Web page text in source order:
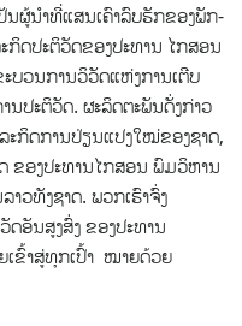
ຜູ້ນໍາທີ່ແສນເຄົາລົບຮັກຂອງພັກ-
ກິດປະຕິວັດຂອງປະທານ ໄກສອນ
ວນການວິວັດແຫ່ງການເຕີບ
ປະຕິວັດ. ຜະລິດຕະພັນດັ່ງກ່າວ
ະກິດການປ່ຽນແປງໃໝ່ຂອງຊາດ,
ຂອງປະທານໄກສອນ ພົມວິຫານ
າວທັງຊາດ. ພວກເຮົາຈົ່ງ
ອັນສູງສົ່ງ ຂອງປະທານ
ເຂົ້າສູ່ທຸກເປົ້າ ໝາຍດ້ວຍ